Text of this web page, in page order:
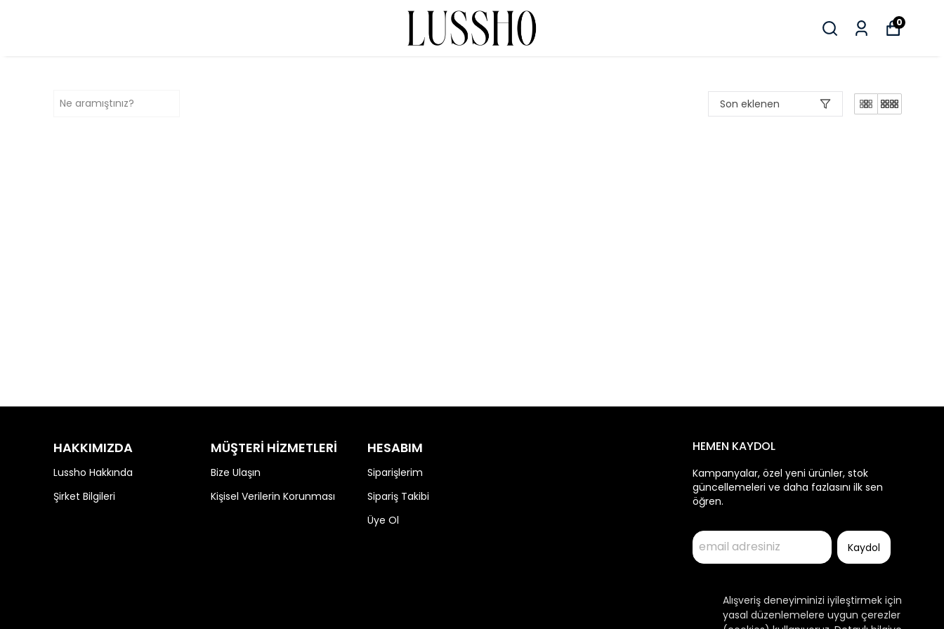
0
Alışveriş deneyiminizi iyileştirmek için
yasal düzenlemelere uygun çerezler
Son eklenen
HAKKIMIZDA
Lussho Hakkında
Şirket Bilgileri
MÜŞTERİ HİZMETLERİ
Bize Ulaşın
Kişisel Verilerin Korunması
HESABIM
Siparişlerim
Sipariş Takibi
Üye Ol
HEMEN KAYDOL
Kampanyalar, özel yeni ürünler, stok
güncellemeleri ve daha fazlasını ilk sen
öğren.
Kaydol